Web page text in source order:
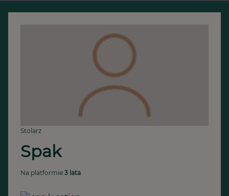
Stolarz
Spak
Na platformie:3 lata